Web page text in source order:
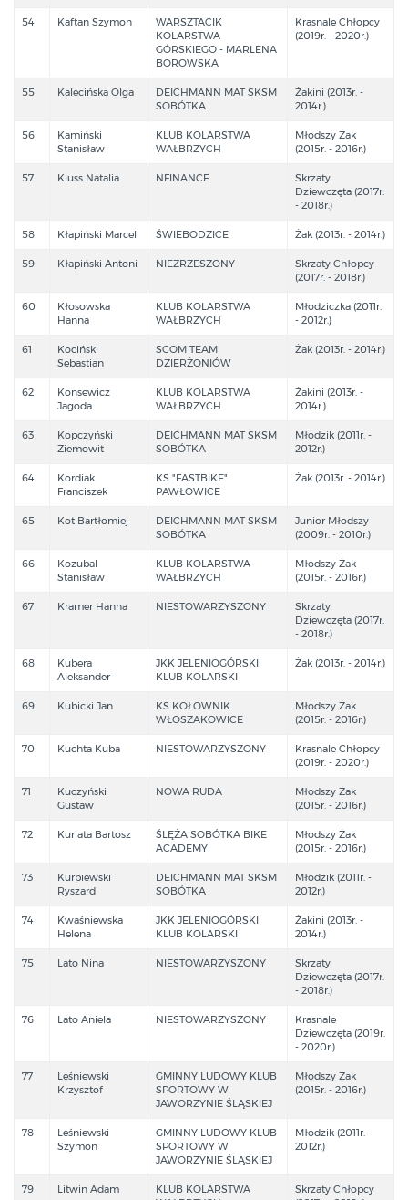
54 Kaftan Szymon
WARSZTACIK
KOLARSTWA
GÓRSKIEGO - MARLENA
BOROWSKA
Krasnale Chłopcy
(2019r. - 2020r.)
55 Kalecińska Olga
DEICHMANN MAT SKSM
SOBÓTKA
Żakini (2013r. -
2014r.)
56
Kamiński
Stanisław
KLUB KOLARSTWA
WAŁBRZYCH
Młodszy Żak
(2015r. - 2016r.)
57 Kluss Natalia NFINANCE
Skrzaty
Dziewczęta (2017r.
- 2018r.)
58 Kłapiński Marcel ŚWIEBODZICE Żak (2013r. - 2014r.)
59 Kłapiński Antoni NIEZRZESZONY
Skrzaty Chłopcy
(2017r. - 2018r.)
60
Kłosowska
Hanna
KLUB KOLARSTWA
WAŁBRZYCH
Młodziczka (2011r.
- 2012r.)
61
Kociński
Sebastian
SCOM TEAM
DZIERŻONIÓW
Żak (2013r. - 2014r.)
62
Konsewicz
Jagoda
KLUB KOLARSTWA
WAŁBRZYCH
Żakini (2013r. -
2014r.)
63
Kopczyński
Ziemowit
DEICHMANN MAT SKSM
SOBÓTKA
Młodzik (2011r. -
2012r.)
64
Kordiak
Franciszek
KS "FASTBIKE"
PAWŁOWICE
Żak (2013r. - 2014r.)
65 Kot Bartłomiej
DEICHMANN MAT SKSM
SOBÓTKA
Junior Młodszy
(2009r. - 2010r.)
66
Kozubal
Stanisław
KLUB KOLARSTWA
WAŁBRZYCH
Młodszy Żak
(2015r. - 2016r.)
67 Kramer Hanna NIESTOWARZYSZONY
Skrzaty
Dziewczęta (2017r.
- 2018r.)
68
Kubera
Aleksander
JKK JELENIOGÓRSKI
KLUB KOLARSKI
Żak (2013r. - 2014r.)
69 Kubicki Jan
KS KOŁOWNIK
WŁOSZAKOWICE
Młodszy Żak
(2015r. - 2016r.)
70 Kuchta Kuba NIESTOWARZYSZONY
Krasnale Chłopcy
(2019r. - 2020r.)
71
Kuczyński
Gustaw
NOWA RUDA
Młodszy Żak
(2015r. - 2016r.)
72 Kuriata Bartosz
ŚLĘŻA SOBÓTKA BIKE
ACADEMY
Młodszy Żak
(2015r. - 2016r.)
73
Kurpiewski
Ryszard
DEICHMANN MAT SKSM
SOBÓTKA
Młodzik (2011r. -
2012r.)
74
Kwaśniewska
Helena
JKK JELENIOGÓRSKI
KLUB KOLARSKI
Żakini (2013r. -
2014r.)
75 Lato Nina NIESTOWARZYSZONY
Skrzaty
Dziewczęta (2017r.
- 2018r.)
76 Lato Aniela NIESTOWARZYSZONY
Krasnale
Dziewczęta (2019r.
- 2020r.)
77
Leśniewski
Krzysztof
GMINNY LUDOWY KLUB
SPORTOWY W
JAWORZYNIE ŚLĄSKIEJ
Młodszy Żak
(2015r. - 2016r.)
78
Leśniewski
Szymon
GMINNY LUDOWY KLUB
SPORTOWY W
JAWORZYNIE ŚLĄSKIEJ
Młodzik (2011r. -
2012r.)
79 Litwin Adam
KLUB KOLARSTWA
Skrzaty Chłopcy